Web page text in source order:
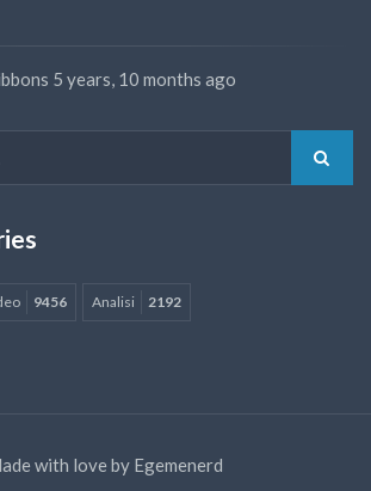
5 years, 10 months ago
9456 Analisi 2192
with love by Egemenerd